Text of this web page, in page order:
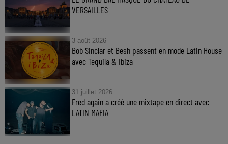
VERSAILLES
3 août 2026
Bob Sinclar et Besh passent en mode Latin House
avec Tequila & Ibiza
31 juillet 2026
Fred again a créé une mixtape en direct avec
LATIN MAFIA